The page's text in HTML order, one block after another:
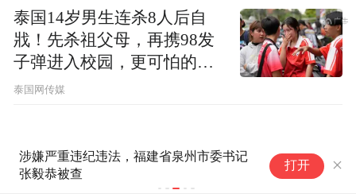
涉嫌严重违纪违法，福建省泉州市委书记
张毅恭被查
打开
泰国14岁男生连杀8人后自
戕！先杀祖父母，再携98发
子弹进入校园，更可怕的细
节公布了
泰国网传媒